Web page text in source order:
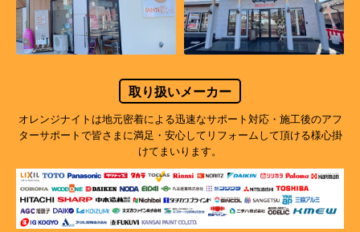
取り扱いメーカー
オレンジナイトは地元密着による迅速なサポート対応・施工後のアフ
ターサポートで皆さまに満足・安心してリフォームして頂ける様心掛
けてまいります。